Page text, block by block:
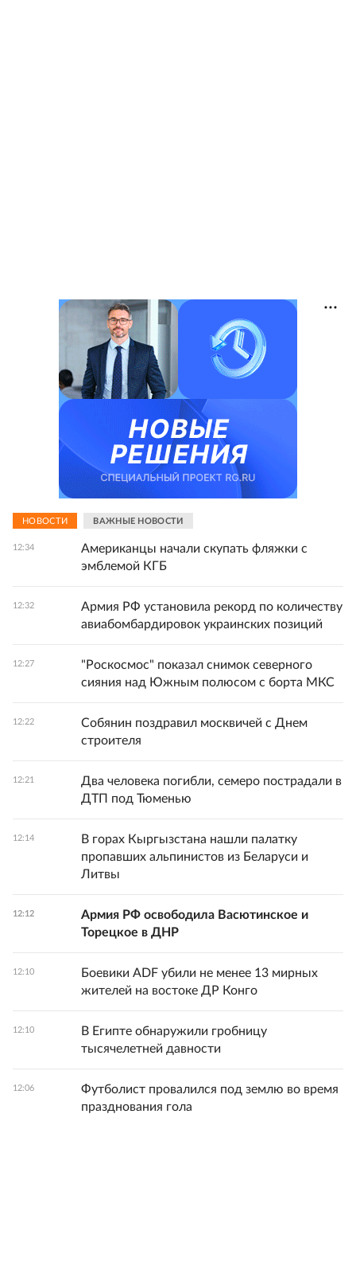
НОВОСТИ ВАЖНЫЕ НОВОСТИ
12:34
Американцы начали скупать фляжки с
эмблемой КГБ
12:32
Армия РФ установила рекорд по количеству
авиабомбардировок украинских позиций
12:27
"Роскосмос" показал снимок северного
сияния над Южным полюсом с борта МКС
12:22
Собянин поздравил москвичей с Днем
строителя
12:21
Два человека погибли, семеро пострадали в
ДТП под Тюменью
12:14
В горах Кыргызстана нашли палатку
пропавших альпинистов из Беларуси и
Литвы
12:12
Армия РФ освободила Васютинское и
Торецкое в ДНР
12:10
Боевики ADF убили не менее 13 мирных
жителей на востоке ДР Конго
12:10
В Египте обнаружили гробницу
тысячелетней давности
12:06
Футболист провалился под землю во время
празднования гола